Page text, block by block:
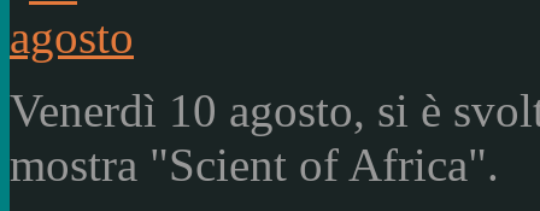
Venerdì 10 agosto, si è
mostra "Scient of Africa".